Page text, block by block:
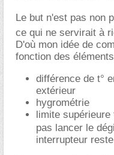
Le but n'est pas non
ce qui ne servirait à
D'où mon idée de
fonction des
différence de t°
extérieur
hygrométrie
limite supérieure
pas lancer le
interrupteur